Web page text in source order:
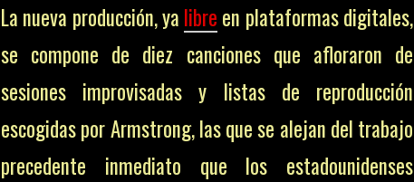
La nueva producción, ya libre en plataformas digitales,
se compone de diez canciones que afloraron de
sesiones improvisadas y listas de reproducción
escogidas por Armstrong, las que se alejan del trabajo
precedente inmediato que los estadounidenses